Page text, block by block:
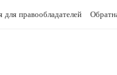
правообладателей